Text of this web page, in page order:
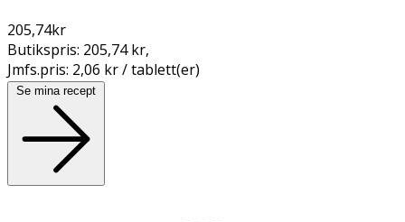
205,74kr
Butikspris: 205,74 kr,
Jmfs.pris: 2,06 kr / tablett(er)
Se mina recept